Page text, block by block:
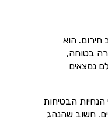
הוא
בטוחה,
נמצאים
הנחיות הבטיחות
חשוב שהנהג